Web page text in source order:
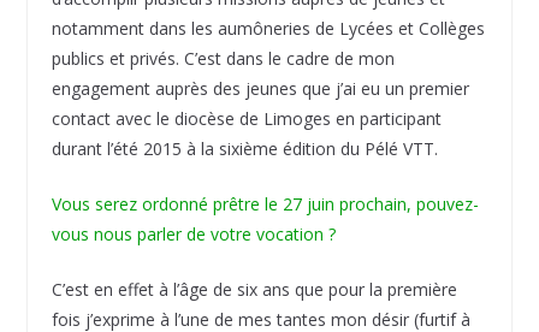
notamment dans les aumôneries de Lycées et Collèges
publics et privés. C’est dans le cadre de mon
engagement auprès des jeunes que j’ai eu un premier
contact avec le diocèse de Limoges en participant
durant l’été 2015 à la sixième édition du Pélé VTT.
Vous serez ordonné prêtre le 27 juin prochain, pouvez-
vous nous parler de votre vocation ?
C’est en effet à l’âge de six ans que pour la première
fois j’exprime à l’une de mes tantes mon désir (furtif à